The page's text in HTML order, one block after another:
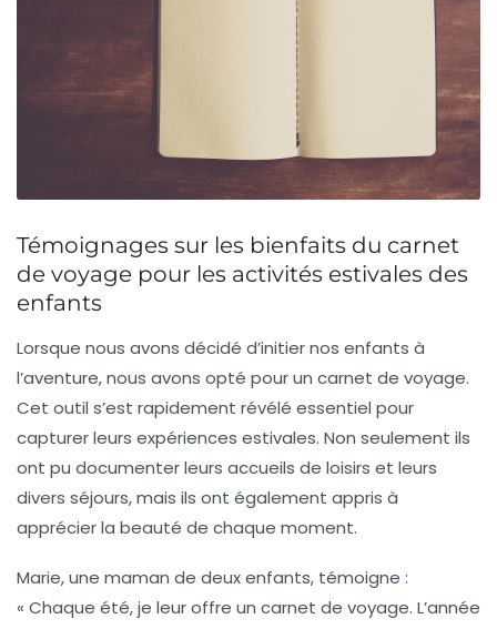
Témoignages sur les bienfaits du carnet
de voyage pour les activités estivales des
enfants
Lorsque nous avons décidé d’initier nos enfants à
l’aventure, nous avons opté pour un carnet de voyage.
Cet outil s’est rapidement révélé essentiel pour
capturer leurs expériences estivales. Non seulement ils
ont pu documenter leurs accueils de loisirs et leurs
divers séjours, mais ils ont également appris à
apprécier la beauté de chaque moment.
Marie, une maman de deux enfants, témoigne :
« Chaque été, je leur offre un carnet de voyage. L’année